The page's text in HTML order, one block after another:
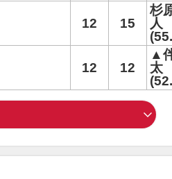
12 15
杉
人
12 12
▲
太